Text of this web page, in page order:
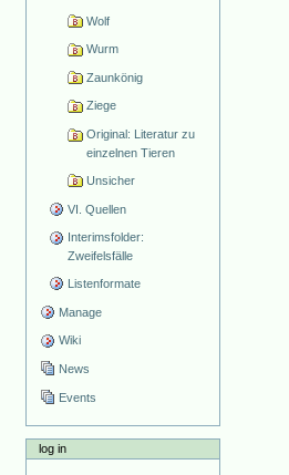
Wolf
Wurm
Zaunkönig
Ziege
Original: Literatur zu
einzelnen Tieren
Unsicher
VI. Quellen
Interimsfolder:
Zweifelsfälle
Listenformate
Manage
Wiki
News
Events
log in